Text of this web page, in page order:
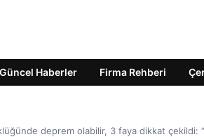
Güncel Haberler Firma Rehberi
deprem olabilir, 3 faya dikkat çekildi: